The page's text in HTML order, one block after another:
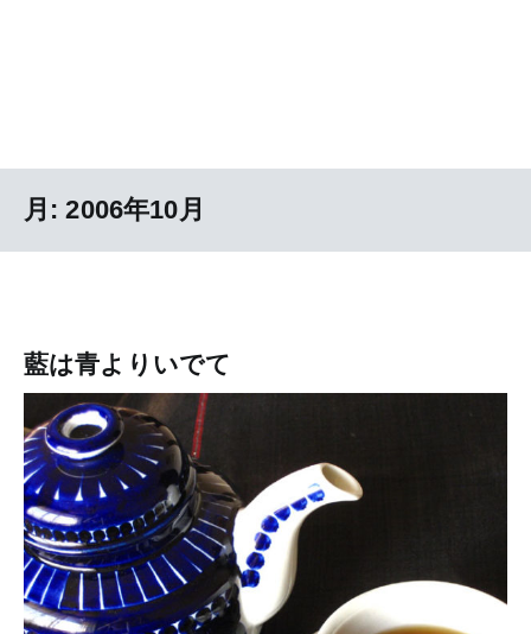
月:2006年10月
藍は青よりいでて